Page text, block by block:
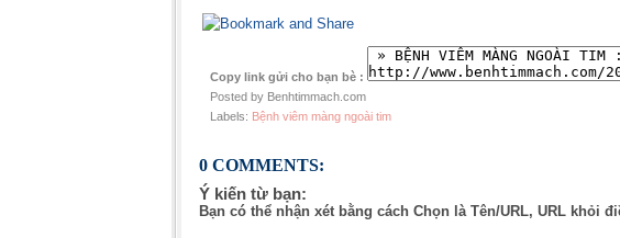
Copy link gửi cho bạn bè :
Posted by Benhtimmach.com
Labels: Bệnh viêm màng ngoài tim
0 COMMENTS:
Ý kiến từ bạn:
Bạn có thể nhận xét bằng cách Chọn là Tên/URL, URL khỏi